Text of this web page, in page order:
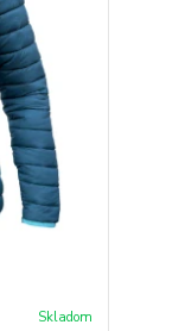
Skladom